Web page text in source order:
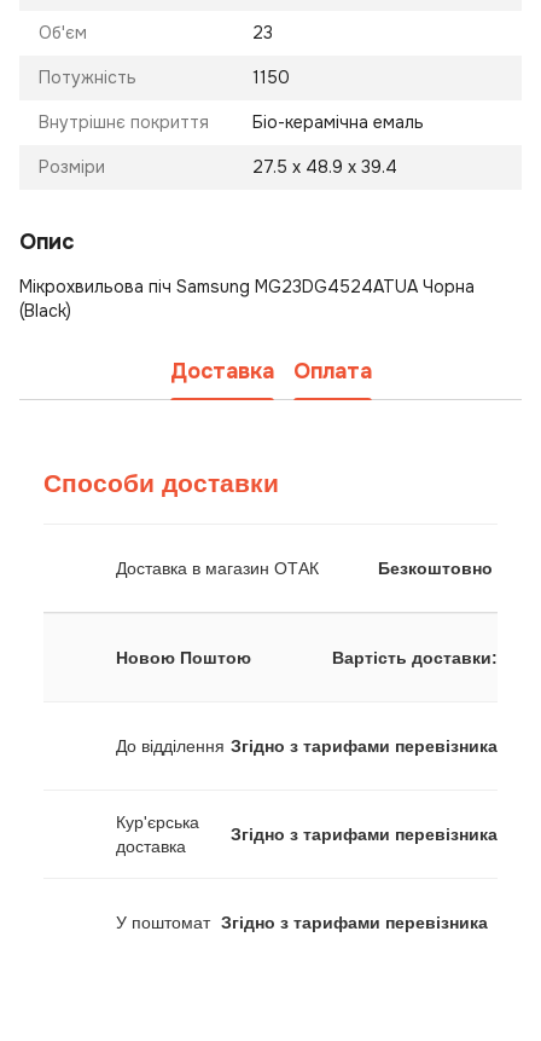
Об'єм 23
Потужність 1150
Внутрішнє покриття Біо-керамічна емаль
Розміри 27.5 х 48.9 х 39.4
Опис
Мікрохвильова піч Samsung MG23DG4524ATUA Чорна
(Black)
Доставка Оплата
Способи доставки
Доставка в магазин ОТАК Безкоштовно
Новою Поштою Вартість доставки:
До відділення Згідно з тарифами перевізника
Кур'єрська
доставка
Згідно з тарифами перевізника
У поштомат Згідно з тарифами перевізника